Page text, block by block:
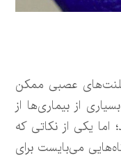
عصبی ممکن
از بیماری‌ها از
اما یکی از نکاتی که
می‌بایست برای